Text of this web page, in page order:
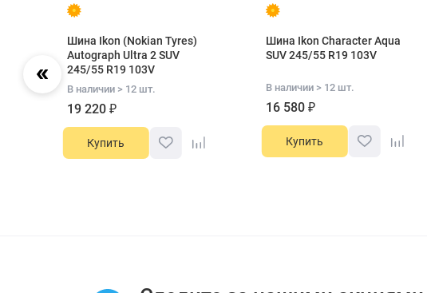
Шина Ikon (Nokian Tyres)
Autograph Ultra 2 SUV
245/55 R19 103V
В наличии > 12 шт.
19 220 ₽
Купить
Шина Ikon Character Aqua
SUV 245/55 R19 103V
В наличии > 12 шт.
16 580 ₽
Купить